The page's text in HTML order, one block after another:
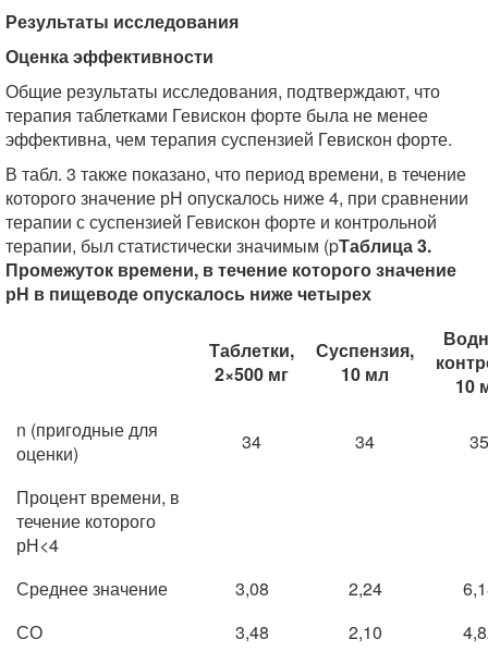
Результаты исследования
Оценка эффективности
Общие результаты исследования, подтверждают, что
терапия таблетками Гевискон форте была не менее
эффективна, чем терапия суспензией Гевискон форте.
В табл. 3 также показано, что период времени, в течение
которого значение рН опускалось ниже 4, при сравнении
терапии с суспензией Гевискон форте и контрольной
терапии, был статистически значимым (pТаблица 3.
Промежуток времени, в течение которого значение
рН в пищеводе опускалось ниже четырех
Таблетки,
2×500 мг
Суспензия,
10 мл
10
n (пригодные для
оценки)
34 34 35
Процент времени, в
течение которого
рН<4
Среднее значение
3,08 2,24
СО
3,48 2,10